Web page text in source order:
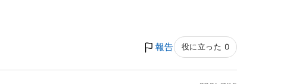
報告 役に立った 0